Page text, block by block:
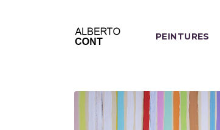
PEINTURES